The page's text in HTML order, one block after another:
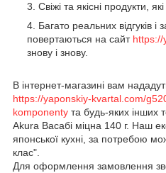
Свіжі та якісні продукти,
Багато реальних відгуків і
повертаються на сайт https://
знову і знову.
В інтернет-магазині вам
https://yaponskiy-kvartal.com/
komponenty та будь-яких інших
Akura Васабі міцна 140 г. Наш
японської кухні, за потребою
клас".
Для оформлення замовлення